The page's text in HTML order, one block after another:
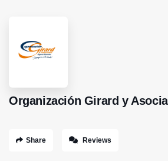
Organización Girard y
Share Reviews